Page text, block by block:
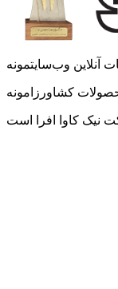
نیک کاوا افرا است